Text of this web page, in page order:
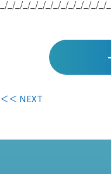
_/_/_/_/_/_/_/_/_/_/_/_/_/
＜＜ NEXT